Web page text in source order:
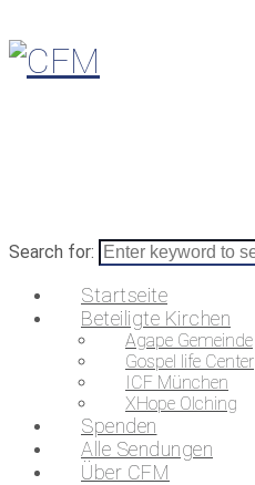
Search for:
Startseite
Beteiligte Kirchen
Agape Gemeinde
Gospel life Center
ICF München
XHope Olching
Spenden
Alle Sendungen
Über CFM